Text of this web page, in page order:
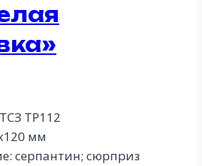
ТР112
мм
серпантин; сюрприз